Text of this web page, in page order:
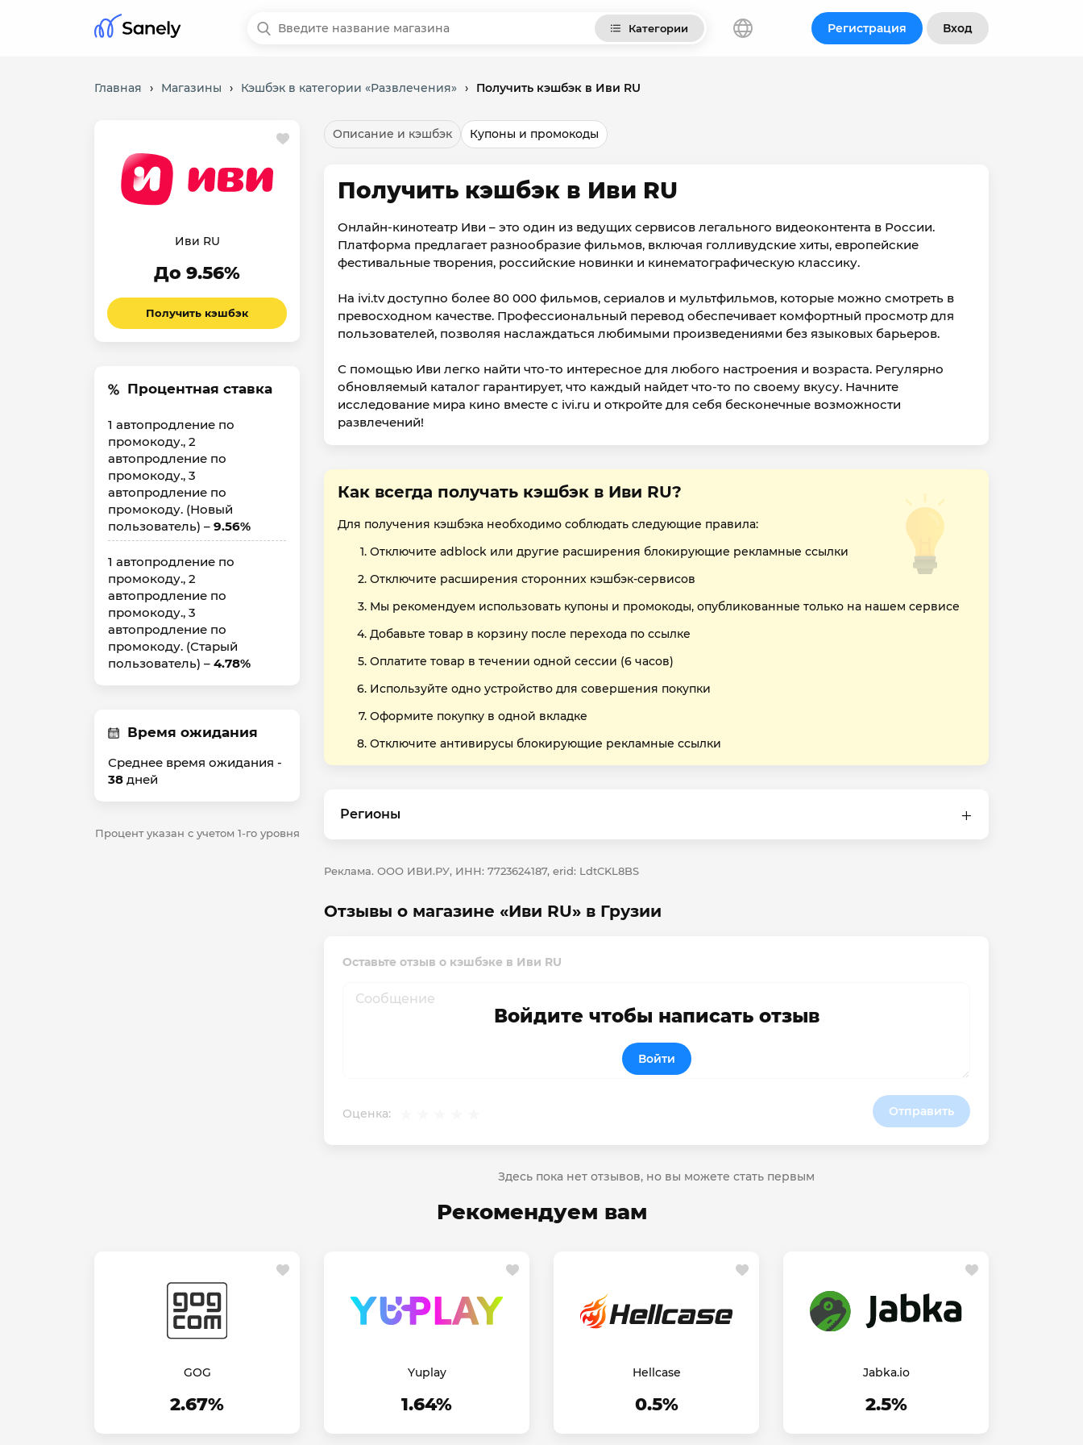
Категории Регистрация Вход
Главная › Магазины › Кэшбэк в категории «Развлечения» › Получить кэшбэк в Иви RU
Иви RU
До 9.56%
Получить кэшбэк
Процентная ставка
1 автопродление по
промокоду., 2
автопродление по
промокоду., 3
автопродление по
промокоду. (Новый
пользователь) – 9.56%
1 автопродление по
промокоду., 2
автопродление по
промокоду., 3
автопродление по
промокоду. (Старый
пользователь) – 4.78%
Время ожидания
Среднее время ожидания -
38 дней
Процент указан с учетом 1-го уровня
Описание и кэшбэк Купоны и промокоды
Получить кэшбэк в Иви RU
Онлайн-кинотеатр Иви – это один из ведущих сервисов легального видеоконтента в России.
Платформа предлагает разнообразие фильмов, включая голливудские хиты, европейские
фестивальные творения, российские новинки и кинематографическую классику.
На ivi.tv доступно более 80 000 фильмов, сериалов и мультфильмов, которые можно смотреть в
превосходном качестве. Профессиональный перевод обеспечивает комфортный просмотр для
пользователей, позволяя наслаждаться любимыми произведениями без языковых барьеров.
С помощью Иви легко найти что-то интересное для любого настроения и возраста. Регулярно
обновляемый каталог гарантирует, что каждый найдет что-то по своему вкусу. Начните
исследование мира кино вместе с ivi.ru и откройте для себя бесконечные возможности
развлечений!
Как всегда получать кэшбэк в Иви RU?
Для получения кэшбэка необходимо соблюдать следующие правила:
Отключите adblock или другие расширения блокирующие рекламные ссылки
Отключите расширения сторонних кэшбэк-сервисов
Мы рекомендуем использовать купоны и промокоды, опубликованные только на нашем сервисе
Добавьте товар в корзину после перехода по ссылке
Оплатите товар в течении одной сессии (6 часов)
Используйте одно устройство для совершения покупки
Оформите покупку в одной вкладке
Отключите антивирусы блокирующие рекламные ссылки
Регионы
Реклама. ООО ИВИ.РУ, ИНН: 7723624187, erid: LdtCKL8BS
Отзывы о магазине «Иви RU» в Грузии
Оставьте отзыв о кэшбэке в Иви RU
Оценка: Отправить
Войдите чтобы написать отзыв
Войти
Здесь пока нет отзывов, но вы можете стать первым
Рекомендуем вам
GOG
2.67%
Yuplay
1.64%
Hellcase
0.5%
Jabka.io
2.5%